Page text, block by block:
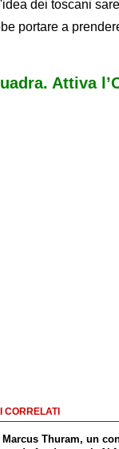
dei toscani
portare a
Attiva
CORRELATI
Marcus Thuram, un